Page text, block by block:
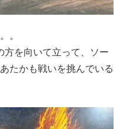
。
方を向いて立って、ソー
たかも戦いを挑んでいる